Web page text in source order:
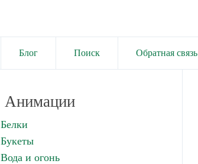
Блог Поиск Обратная связь
Анимации
Белки
Букеты
Вода и огонь